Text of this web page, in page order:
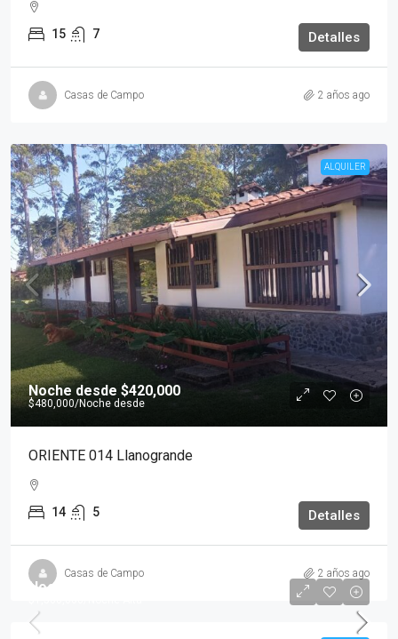
15 7 Detalles
Casas de Campo 2 años ago
ALQUILER
Noche desde $420,000
$480,000/Noche desde
ORIENTE 014 Llanogrande
14 5 Detalles
Casas de Campo 2 años ago
Noche Baja